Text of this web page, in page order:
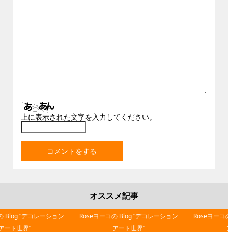
上に表示された文字を入力してください。
オススメ記事
Roseヨーコの Blog “デコレーション
Roseヨーコの Blog “デコレーション